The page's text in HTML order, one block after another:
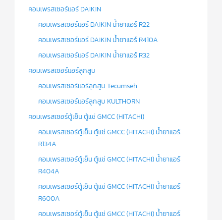
คอมเพรสเซอร์แอร์ DAIKIN
คอมเพรสเซอร์แอร์ DAIKIN น้ำยาแอร์ R22
คอมเพรสเซอร์แอร์ DAIKIN น้ำยาแอร์ R410A
คอมเพรสเซอร์แอร์ DAIKIN น้ำยาแอร์ R32
คอมเพรสเซอร์แอร์ลูกสูบ
คอมเพรสเซอร์แอร์ลูกสูบ Tecumseh
คอมเพรสเซอร์แอร์ลูกสูบ KULTHORN
คอมเพรสเซอร์ตู้เย็น ตู้แช่ GMCC (HITACHI)
คอมเพรสเซอร์ตู้เย็น ตู้แช่ GMCC (HITACHI) น้ำยาแอร์
R134A
คอมเพรสเซอร์ตู้เย็น ตู้แช่ GMCC (HITACHI) น้ำยาแอร์
R404A
คอมเพรสเซอร์ตู้เย็น ตู้แช่ GMCC (HITACHI) น้ำยาแอร์
R600A
คอมเพรสเซอร์ตู้เย็น ตู้แช่ GMCC (HITACHI) น้ำยาแอร์